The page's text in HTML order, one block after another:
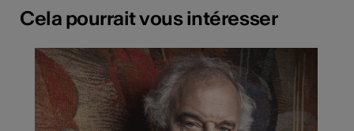
Cela pourrait vous intéresser